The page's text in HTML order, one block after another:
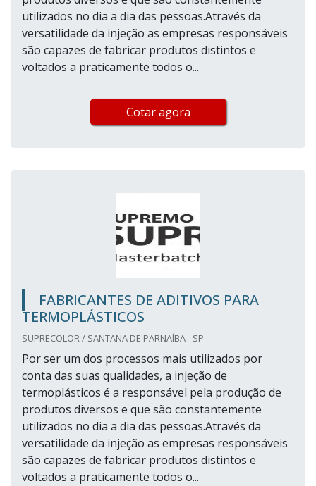
utilizados no dia a dia das pessoas.Através da
versatilidade da injeção as empresas responsáveis
são capazes de fabricar produtos distintos e
voltados a praticamente todos o...
Cotar agora
FABRICANTES DE ADITIVOS PARA
TERMOPLÁSTICOS
SUPRECOLOR / SANTANA DE PARNAÍBA - SP
Por ser um dos processos mais utilizados por
conta das suas qualidades, a injeção de
termoplásticos é a responsável pela produção de
produtos diversos e que são constantemente
utilizados no dia a dia das pessoas.Através da
versatilidade da injeção as empresas responsáveis
são capazes de fabricar produtos distintos e
voltados a praticamente todos o...